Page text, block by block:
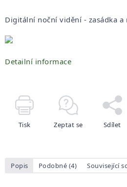
Digitální noční vidění - zasádka
Detailní informace
Tisk Zeptat se Sdílet
Popis Podobné (4) Související